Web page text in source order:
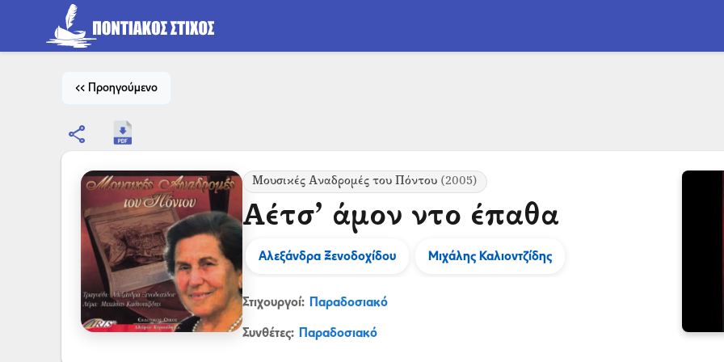
<< Προηγούμενο
share
Μουσικές Αναδρομές του Πόντου (2005)
Αέτσ’ άμον ντο έπαθα
Αλεξάνδρα Ξενοδοχίδου Μιχάλης Καλιοντζίδης
Στιχουργοί: Παραδοσιακό
Συνθέτες: Παραδοσιακό